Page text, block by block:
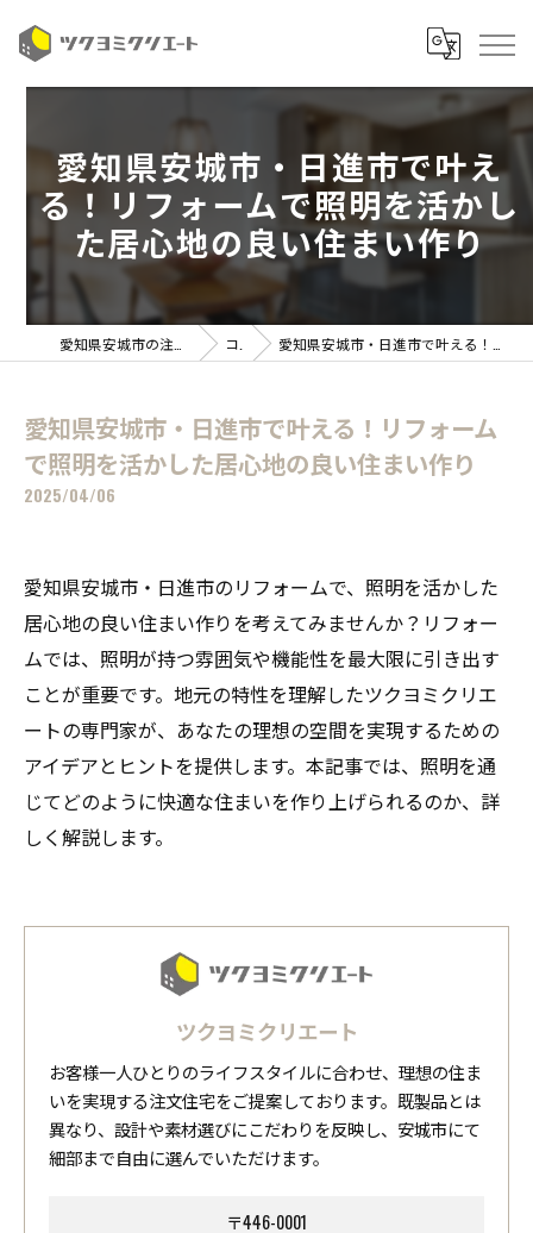
愛知県安城市・日進市で叶え
る！リフォームで照明を活かし
た居心地の良い住まい作り
コラム 愛知県安城市・日進市で叶える！リフォームで照明を活かした居心地の良い住まい作り
愛知県安城市・日進市で叶える！リフォーム
で照明を活かした居心地の良い住まい作り
2025/04/06
愛知県安城市・日進市のリフォームで、照明を活かした
居心地の良い住まい作りを考えてみませんか？リフォー
ムでは、照明が持つ雰囲気や機能性を最大限に引き出す
ことが重要です。地元の特性を理解したツクヨミクリエ
ートの専門家が、あなたの理想の空間を実現するための
アイデアとヒントを提供します。本記事では、照明を通
じてどのように快適な住まいを作り上げられるのか、詳
しく解説します。
ツクヨミクリエート
お客様一人ひとりのライフスタイルに合わせ、理想の住ま
いを実現する注文住宅をご提案しております。既製品とは
異なり、設計や素材選びにこだわりを反映し、安城市にて
細部まで自由に選んでいただけます。
〒446-0001